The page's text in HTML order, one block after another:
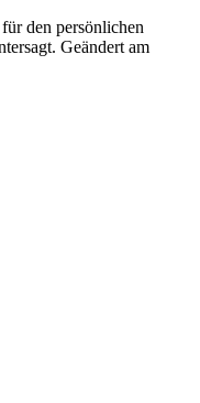
den persönlichen
Geändert am